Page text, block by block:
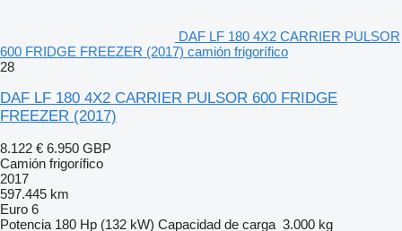
DAF LF 180 4X2 CARRIER PULSOR
600 FRIDGE FREEZER (2017) camión frigorífico
28
DAF LF 180 4X2 CARRIER PULSOR 600 FRIDGE
FREEZER (2017)
8.122 € 6.950 GBP
Camión frigorífico
2017
597.445 km
Euro 6
Potencia 180 Hp (132 kW) Capacidad de carga 3.000 kg